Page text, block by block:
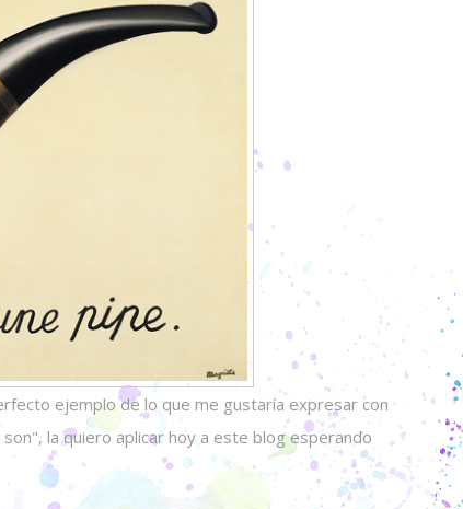
ejemplo de lo que me gustaría expresar con
la quiero aplicar hoy a este blog esperando